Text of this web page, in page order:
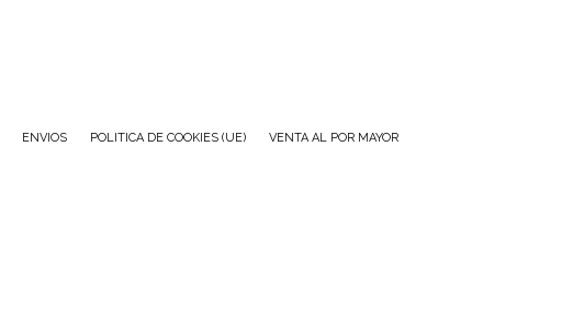
ENVIOS POLITICA DE COOKIES (UE) VENTA AL POR MAYOR